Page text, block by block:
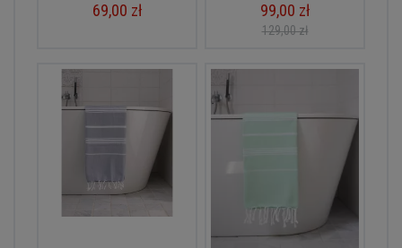
69,00 zł 99,00 zł
129,00 zł